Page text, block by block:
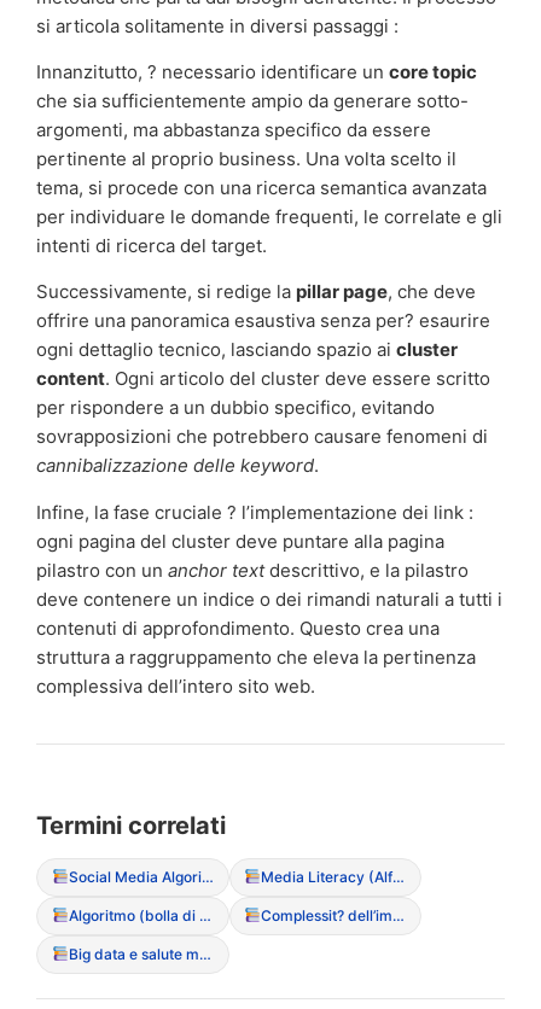
si articola solitamente in diversi passaggi :
Innanzitutto, ? necessario identificare un core topic
che sia sufficientemente ampio da generare sotto-
argomenti, ma abbastanza specifico da essere
pertinente al proprio business. Una volta scelto il
tema, si procede con una ricerca semantica avanzata
per individuare le domande frequenti, le correlate e gli
intenti di ricerca del target.
Successivamente, si redige la pillar page, che deve
offrire una panoramica esaustiva senza per? esaurire
ogni dettaglio tecnico, lasciando spazio ai cluster
content. Ogni articolo del cluster deve essere scritto
per rispondere a un dubbio specifico, evitando
sovrapposizioni che potrebbero causare fenomeni di
cannibalizzazione delle keyword.
Infine, la fase cruciale ? l’implementazione dei link :
ogni pagina del cluster deve puntare alla pagina
pilastro con un anchor textdescrittivo, e la pilastro
deve contenere un indice o dei rimandi naturali a tutti i
contenuti di approfondimento. Questo crea una
struttura a raggruppamento che eleva la pertinenza
complessiva dell’intero sito web.
Termini correlati
Social Media Algorithms (funzionamento sui trigger) Media Literacy (Alfabetizzazione ai media)
Algoritmo (bolla di filtraggio dei contenuti DCA) Complessit? dell’immagine digitale
Big data e salute mentale